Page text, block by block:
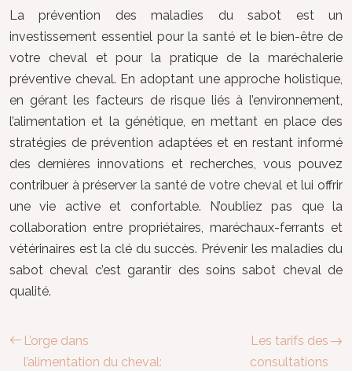
La prévention des maladies du sabot est un
investissement essentiel pour la santé et le bien-être de
votre cheval et pour la pratique de la maréchalerie
préventive cheval. En adoptant une approche holistique,
en gérant les facteurs de risque liés à l’environnement,
l’alimentation et la génétique, en mettant en place des
stratégies de prévention adaptées et en restant informé
des dernières innovations et recherches, vous pouvez
contribuer à préserver la santé de votre cheval et lui offrir
une vie active et confortable. N’oubliez pas que la
collaboration entre propriétaires, maréchaux-ferrants et
vétérinaires est la clé du succès. Prévenir les maladies du
sabot cheval c’est garantir des soins sabot cheval de
qualité.
L’orge dans
l’alimentation du cheval:
Les tarifs des
consultations